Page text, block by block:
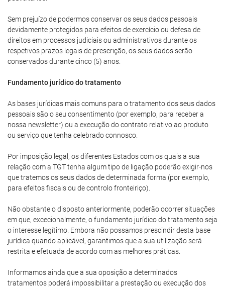
Sem prejuízo de podermos conservar os seus dados pessoais
devidamente protegidos para efeitos de exercício ou defesa de
direitos em processos judiciais ou administrativos durante os
respetivos prazos legais de prescrição, os seus dados serão
conservados durante cinco (5) anos.
Fundamento jurídico do tratamento
As bases jurídicas mais comuns para o tratamento dos seus dados
pessoais são o seu consentimento (por exemplo, para receber a
nossa newsletter) ou a execução do contrato relativo ao produto
ou serviço que tenha celebrado connosco.
Por imposição legal, os diferentes Estados com os quais a sua
relação com a TGT tenha algum tipo de ligação poderão exigir-nos
que tratemos os seus dados de determinada forma (por exemplo,
para efeitos fiscais ou de controlo fronteiriço).
Não obstante o disposto anteriormente, poderão ocorrer situações
em que, excecionalmente, o fundamento jurídico do tratamento seja
o interesse legítimo. Embora não possamos prescindir desta base
jurídica quando aplicável, garantimos que a sua utilização será
restrita e efetuada de acordo com as melhores práticas.
Informamos ainda que a sua oposição a determinados
tratamentos poderá impossibilitar a prestação ou execução dos